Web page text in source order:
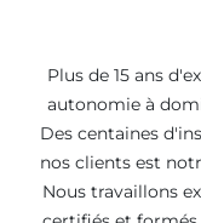
Plus de 15 ans
autonomie à
Des centaines
nos clients est
Nous travaillons